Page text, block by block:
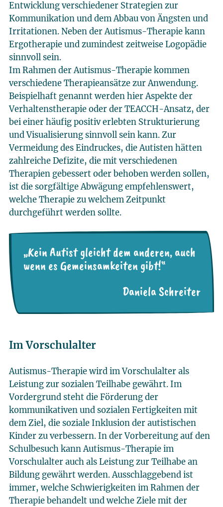
Entwicklung verschiedener Strategien zur
Kommunikation und dem Abbau von Ängsten und
Irritationen. Neben der Autismus-Therapie kann
Ergotherapie und zumindest zeitweise Logopädie
sinnvoll sein.
Im Rahmen der Autismus-Therapie kommen
verschiedene Therapieansätze zur Anwendung.
Beispielhaft genannt werden hier Aspekte der
Verhaltenstherapie oder der TEACCH-Ansatz, der
bei einer häufig positiv erlebten Strukturierung
und Visualisierung sinnvoll sein kann. Zur
Vermeidung des Eindruckes, die Autisten hätten
zahlreiche Defizite, die mit verschiedenen
Therapien gebessert oder behoben werden sollen,
ist die sorgfältige Abwägung empfehlenswert,
welche Therapie zu welchem Zeitpunkt
durchgeführt werden sollte.
„Kein Autist gleicht dem anderen, auch
wenn es Gemeinsamkeiten gibt!“
Daniela Schreiter
Im Vorschulalter
Autismus-Therapie wird im Vorschulalter als
Leistung zur sozialen Teilhabe gewährt. Im
Vordergrund steht die Förderung der
kommunikativen und sozialen Fertigkeiten mit
dem Ziel, die soziale Inklusion der autistischen
Kinder zu verbessern. In der Vorbereitung auf den
Schulbesuch kann Autismus-Therapie im
Vorschulalter auch als Leistung zur Teilhabe an
Bildung gewährt werden. Ausschlaggebend ist
immer, welche Schwierigkeiten im Rahmen der
Therapie behandelt und welche Ziele mit der